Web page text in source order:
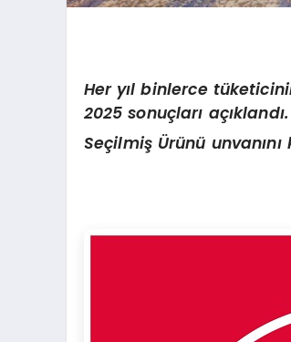
Her yıl binlerce
2025 sonuçları
Seçilmiş Ürünü